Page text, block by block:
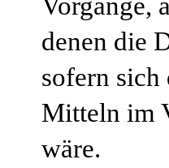
Vorgänge,
denen die
sofern
Mitteln im
wäre.